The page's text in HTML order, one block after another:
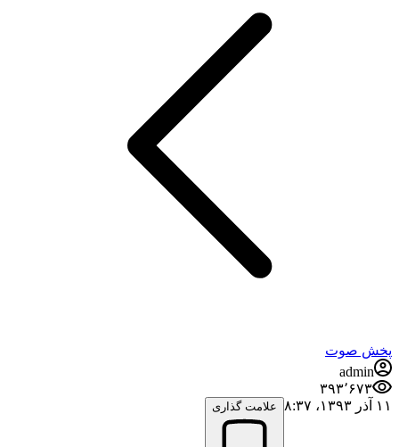
پخش صوت
admin
۳۹۳٬۶۷۳
۱۱ آذر ۱۳۹۳،‏ ۸:۳۷
علامت گذاری